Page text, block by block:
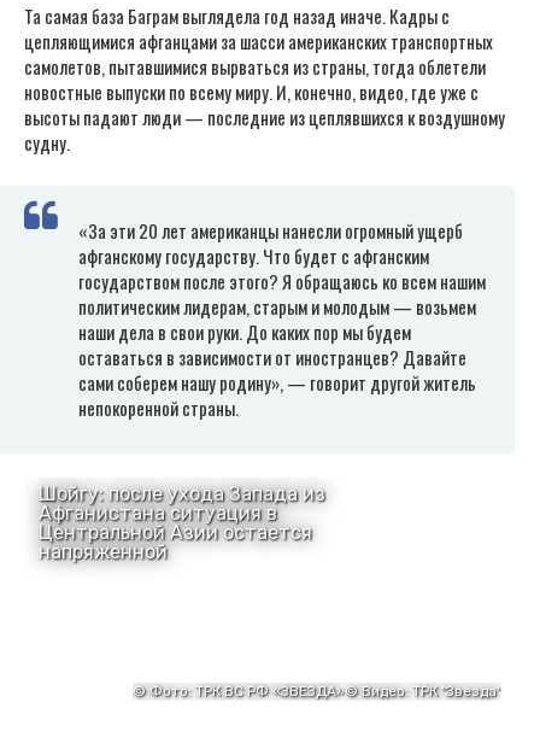
Та самая база Баграм выглядела год назад иначе. Кадры с
цепляющимися афганцами за шасси американских транспортных
самолетов, пытавшимися вырваться из страны, тогда облетели
новостные выпуски по всему миру. И, конечно, видео, где уже с
высоты падают люди — последние из цеплявшихся к воздушному
судну.
«За эти 20 лет американцы нанесли огромный ущерб
афганскому государству. Что будет с афганским
государством после этого? Я обращаюсь ко всем нашим
политическим лидерам, старым и молодым — возьмем
наши дела в свои руки. До каких пор мы будем
оставаться в зависимости от иностранцев? Давайте
сами соберем нашу родину», — говорит другой житель
непокоренной страны.